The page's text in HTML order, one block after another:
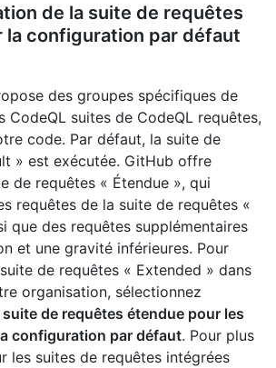
de la suite de requêtes
la configuration par défaut
des groupes spécifiques de
CodeQL suites de CodeQL requêtes,
code. Par défaut, la suite de
» est exécutée. GitHub offre
de requêtes « Étendue », qui
requêtes de la suite de requêtes «
que des requêtes supplémentaires
et une gravité inférieures. Pour
de requêtes « Extended » dans
organisation, sélectionnez
suite de requêtes étendue pour les
configuration par défaut. Pour plus
les suites de requêtes intégrées